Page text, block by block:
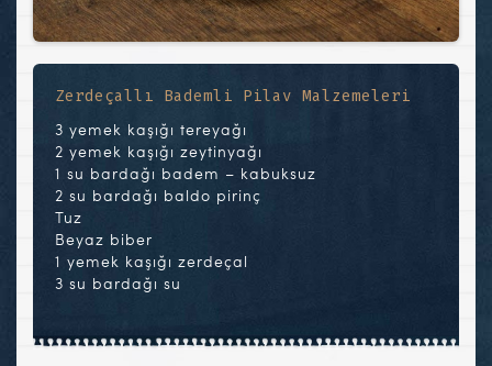
Zerdeçallı Bademli Pilav Malzemeleri
3 yemek kaşığı tereyağı
2 yemek kaşığı zeytinyağı
1 su bardağı badem – kabuksuz
2 su bardağı baldo pirinç
Tuz
Beyaz biber
1 yemek kaşığı zerdeçal
3 su bardağı su